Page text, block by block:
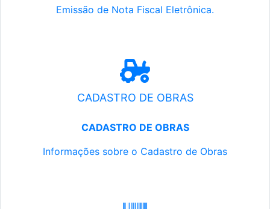
Emissão de Nota Fiscal Eletrônica.
CADASTRO DE OBRAS
CADASTRO DE OBRAS
Informações sobre o Cadastro de Obras